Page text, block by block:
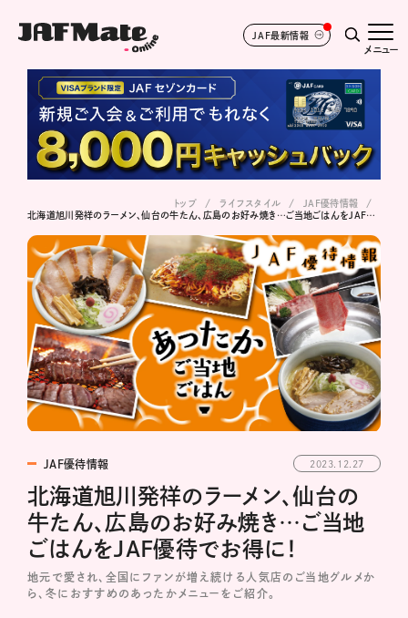
JAF最新情報
メニュー
トップ ライフスタイル
JAF優待情報
北海道旭川発祥のラーメン、仙台の牛たん、広島のお好み焼き…ご当地ごはんをJAF優待でお得に！
JAF優待情報 2023.12.27
北海道旭川発祥のラーメン、仙台の
牛たん、広島のお好み焼き…ご当地
ごはんをJAF優待でお得に！
地元で愛され、全国にファンが増え続ける人気店のご当地グルメか
ら、冬におすすめのあったかメニューをご紹介。